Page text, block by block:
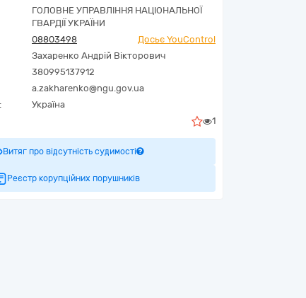
ГОЛОВНЕ УПРАВЛІННЯ НАЦІОНАЛЬНОЇ
ГВАРДІЇ УКРАЇНИ
08803498
Досьє YouControl
Захаренко Андрій Вікторович
380995137912
a.zakharenko@ngu.gov.ua
Україна
1
Витяг про відсутність судимості
Реєстр корупційних порушників